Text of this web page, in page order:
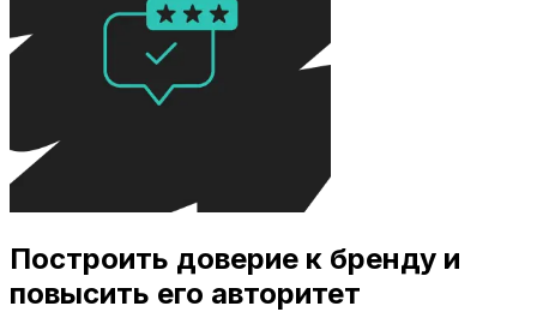
Построить доверие к бренду и
повысить его авторитет